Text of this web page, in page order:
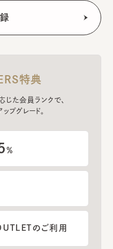
特典
た会員ランクで、
プグレード。
%
のご利用